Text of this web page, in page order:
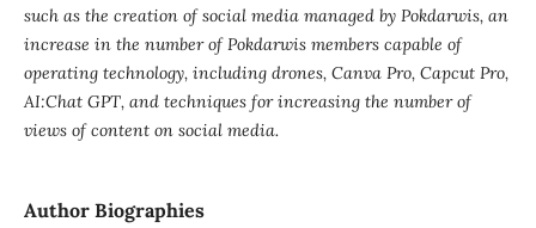
such as the creation of social media managed by Pokdarwis, an
increase in the number of Pokdarwis members capable of
operating technology, including drones, Canva Pro, Capcut Pro,
AI:Chat GPT, and techniques for increasing the number of
views of content on social media.
Author Biographies